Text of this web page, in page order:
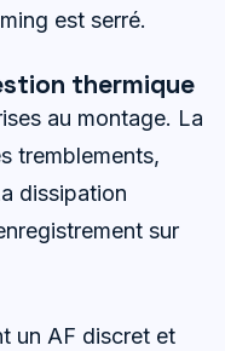
est serré.
thermique
au montage. La
tremblements,
dissipation
sur
un AF discret et